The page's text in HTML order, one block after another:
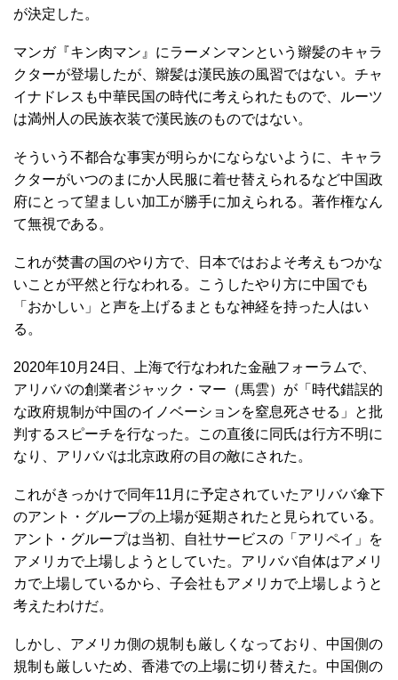
が決定した。
マンガ『キン肉マン』にラーメンマンという辮髪のキャラ
クターが登場したが、辮髪は漢民族の風習ではない。チャ
イナドレスも中華民国の時代に考えられたもので、ルーツ
は満州人の民族衣装で漢民族のものではない。
そういう不都合な事実が明らかにならないように、キャラ
クターがいつのまにか人民服に着せ替えられるなど中国政
府にとって望ましい加工が勝手に加えられる。著作権なん
て無視である。
これが焚書の国のやり方で、日本ではおよそ考えもつかな
いことが平然と行なわれる。こうしたやり方に中国でも
「おかしい」と声を上げるまともな神経を持った人はい
る。
2020年10月24日、上海で行なわれた金融フォーラムで、
アリババの創業者ジャック・マー（馬雲）が「時代錯誤的
な政府規制が中国のイノベーションを窒息死させる」と批
判するスピーチを行なった。この直後に同氏は行方不明に
なり、アリババは北京政府の目の敵にされた。
これがきっかけで同年11月に予定されていたアリババ傘下
のアント・グループの上場が延期されたと見られている。
アント・グループは当初、自社サービスの「アリペイ」を
アメリカで上場しようとしていた。アリババ自体はアメリ
カで上場しているから、子会社もアメリカで上場しようと
考えたわけだ。
しかし、アメリカ側の規制も厳しくなっており、中国側の
規制も厳しいため、香港での上場に切り替えた。中国側の